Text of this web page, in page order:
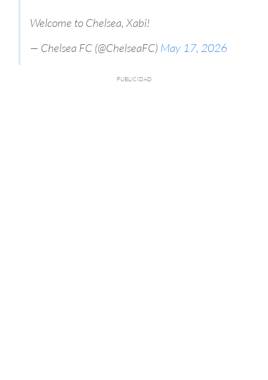
Welcome to Chelsea, Xabi!
— Chelsea FC (@ChelseaFC) May 17, 2026